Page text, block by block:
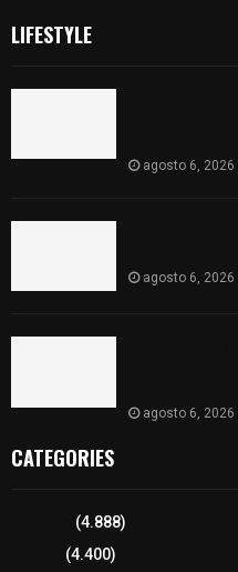
LIFESTYLE
agosto 6, 2026
agosto 6, 2026
agosto 6, 2026
CATEGORIES
(4.888)
(4.400)